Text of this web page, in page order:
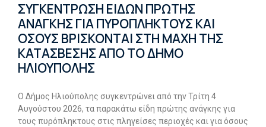
ΣΥΓΚΕΝΤΡΩΣΗ ΕΙΔΩΝ ΠΡΩΤΗΣ
ΑΝΑΓΚΗΣ ΓΙΑ ΠΥΡΟΠΛΗΚΤΟΥΣ ΚΑΙ
ΟΣΟΥΣ ΒΡΙΣΚΟΝΤΑΙ ΣΤΗ ΜΑΧΗ ΤΗΣ
ΚΑΤΑΣΒΕΣΗΣ ΑΠΟ ΤΟ ΔΗΜΟ
ΗΛΙΟΥΠΟΛΗΣ
O Δήμος Ηλιούπολης συγκεντρώνει από την Τρίτη 4
Αυγούστου 2026, τα παρακάτω είδη πρώτης ανάγκης για
τους πυρόπληκτους στις πληγείσες περιοχές και για όσους